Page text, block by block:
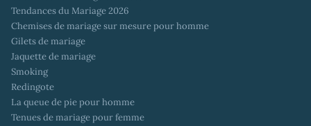
Tendances du Mariage 2026
Chemises de mariage sur mesure pour homme
Gilets de mariage
Jaquette de mariage
Smoking
Redingote
La queue de pie pour homme
Tenues de mariage pour femme